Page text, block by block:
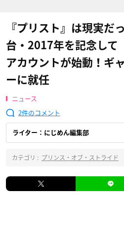
『プリスト』は現実だ
台・2017年を記念して
アカウントが始動！ギ
ーに就任
ニュース
2
ライター：にじめん編集部
カテゴリ : プリンス・オブ・ストライド